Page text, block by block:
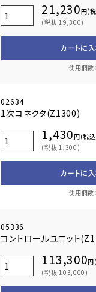
21,230円(
(税抜 19,300)
カートに
使用個数
02634
1次コネクタ(Z1300)
1,430円(税
(税抜 1,300)
カートに
使用個数
05336
コントロールユニット
113,300円
(税抜 103,000)